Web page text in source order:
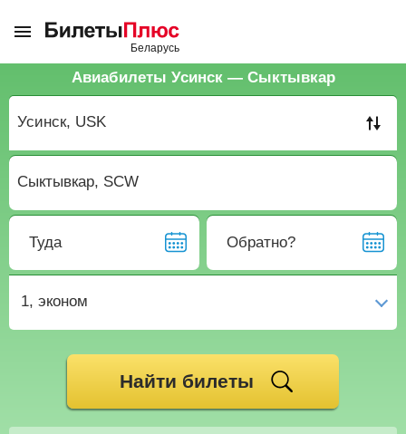
Авиабилеты Усинск — Сыктывкар
Туда Обратно?
1, эконом
Найти билеты